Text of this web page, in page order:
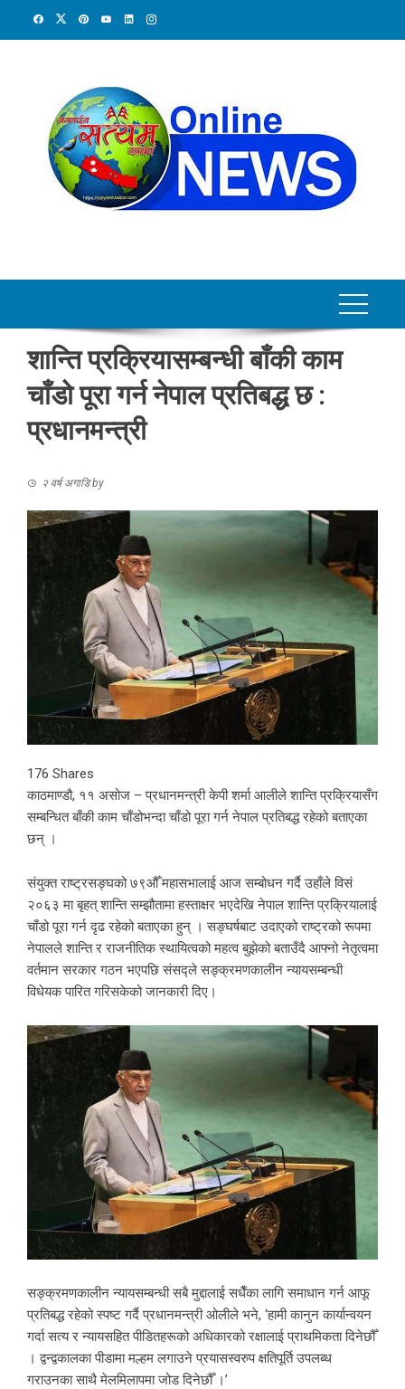
शान्ति प्रक्रियासम्बन्धी बाँकी काम
चाँडो पूरा गर्न नेपाल प्रतिबद्ध छ :
प्रधानमन्त्री
२ वर्ष अगाडिby
176 Shares
काठमाण्डौ, ११ असोज – प्रधानमन्त्री केपी शर्मा आलीले शान्ति प्रक्रियासँग
सम्बन्धित बाँकी काम चाँडोभन्दा चाँडो पूरा गर्न नेपाल प्रतिबद्ध रहेको बताएका
छन् ।
संयुक्त राष्ट्रसङ्घको ७९औँ महासभालाई आज सम्बोधन गर्दै उहाँले विसं
२०६३ मा बृहत् शान्ति सम्झौतामा हस्ताक्षर भएदेखि नेपाल शान्ति प्रक्रियालाई
चाँडो पूरा गर्न दृढ रहेको बताएका हुन् । सङ्घर्षबाट उदाएको राष्ट्रको रूपमा
नेपालले शान्ति र राजनीतिक स्थायित्वको महत्व बुझेको बताउँदै आफ्नो नेतृत्वमा
वर्तमान सरकार गठन भएपछि संसद्ले सङ्क्रमणकालीन न्यायसम्बन्धी
विधेयक पारित गरिसकेको जानकारी दिए।
सङ्क्रमणकालीन न्यायसम्बन्धी सबै मुद्दालाई सधैँका लागि समाधान गर्न आफू
प्रतिबद्ध रहेको स्पष्ट गर्दै प्रधानमन्त्री ओलीले भने, ‘हामी कानुन कार्यान्वयन
गर्दा सत्य र न्यायसहित पीडितहरूको अधिकारको रक्षालाई प्राथमिकता दिनेछौँ
। द्वन्द्वकालका पीडामा मल्हम लगाउने प्रयासस्वरुप क्षतिपूर्ति उपलब्ध
गराउनका साथै मेलमिलापमा जोड दिनेछौँ ।’